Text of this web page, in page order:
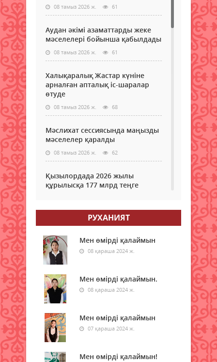
08 тамыз 2026 ж. 61
Аудан әкімі азаматтарды жеке
мәселелері бойынша қабылдады
08 тамыз 2026 ж. 61
Халықаралық Жастар күніне
арналған апталық іс-шаралар
өтуде
08 тамыз 2026 ж. 68
Мәслихат сессиясында маңызды
мәселелер қаралды
08 тамыз 2026 ж. 62
Қызылордада 2026 жылы
құрылысқа 177 млрд теңге
зауыты салынады
08 тамыз 2026 ж. 59
Қазақстанның басым бөлігінде
жауын-шашынсыз ауа райы
күтіледі
Ғалымдар «климаттық
әткеншек» құбылысы туралы
РУХАНИЯТ
Мен өмірді қалаймын
08 қараша 2024 ж.
Мен өмірді қалаймын.
08 қараша 2024 ж.
Мен өмірді қалаймын
07 қараша 2024 ж.
Мен өмірді қалаймын!